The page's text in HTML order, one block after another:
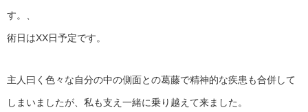
す。、
術日はXX日予定です。
主人曰く色々な自分の中の側面との葛藤で精神的な疾患も合併して
しまいましたが、私も支え一緒に乗り越えて来ました。